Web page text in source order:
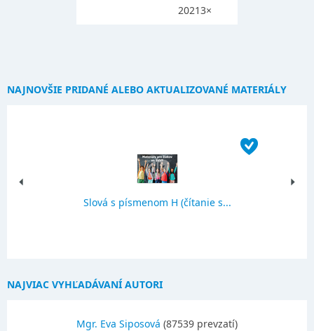
20213×
NAJNOVŠIE PRIDANÉ ALEBO AKTUALIZOVANÉ MATERIÁLY
Slová s písmenom H (čítanie s...
NAJVIAC VYHĽADÁVANÍ AUTORI
Mgr. Eva Siposová (87539 prevzatí)